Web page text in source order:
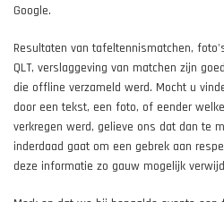
Google.
Resultaten van tafeltennismatchen,
QLT, verslaggeving van matchen zijn
die offline verzameld werd. Mocht u
door een tekst, een foto, of eender
verkregen werd, gelieve ons dat dan te
inderdaad gaat om een gebrek aan
deze informatie zo gauw mogelijk